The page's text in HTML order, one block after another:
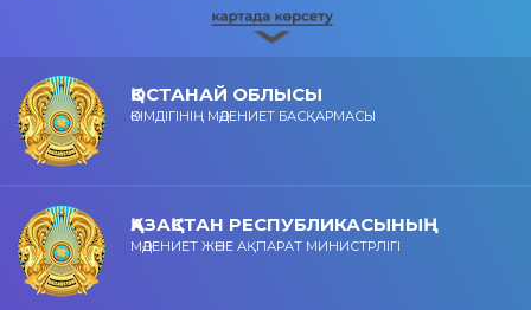
ҚОСТАНАЙ ОБЛЫСЫ
ӘКІМДІГІНІҢ МӘДЕНИЕТ БАСҚАРМАСЫ
ҚАЗАҚСТАН РЕСПУБЛИКАСЫНЫҢ
МӘДЕНИЕТ ЖӘНЕ АҚПАРАТ МИНИСТРЛІГІ